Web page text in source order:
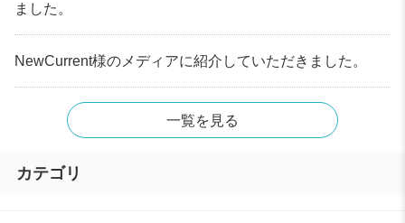
ました。
NewCurrent様のメディアに紹介していただきました。
一覧を見る
カテゴリ